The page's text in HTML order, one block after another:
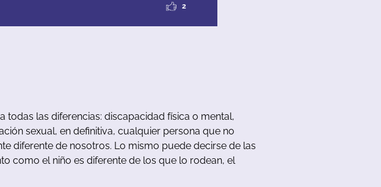
2
a todas las diferencias: discapacidad física o mental,
sexual, en definitiva, cualquier persona que no
diferente de nosotros. Lo mismo puede decirse de las
como el niño es diferente de los que lo rodean, el